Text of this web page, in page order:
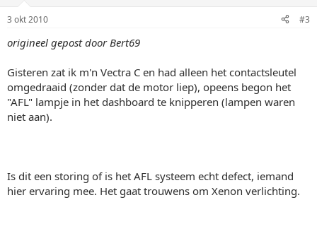
3 okt 2010 #3
origineel gepost door Bert69
Gisteren zat ik m'n Vectra C en had alleen het contactsleutel
omgedraaid (zonder dat de motor liep), opeens begon het
"AFL" lampje in het dashboard te knipperen (lampen waren
niet aan).
Is dit een storing of is het AFL systeem echt defect, iemand
hier ervaring mee. Het gaat trouwens om Xenon verlichting.